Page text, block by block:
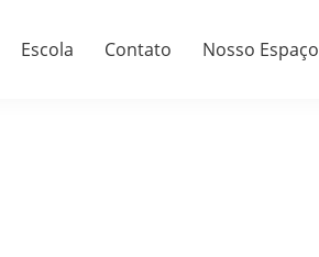
Escola Contato Nosso Espaço